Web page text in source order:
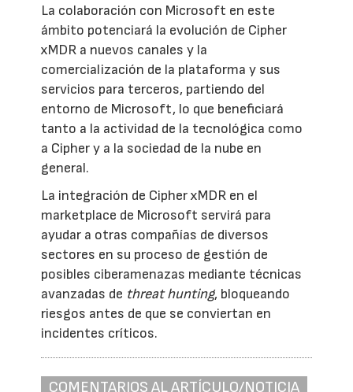
La colaboración con Microsoft en este
ámbito potenciará la evolución de Cipher
xMDR a nuevos canales y la
comercialización de la plataforma y sus
servicios para terceros, partiendo del
entorno de Microsoft, lo que beneficiará
tanto a la actividad de la tecnológica como
a Cipher y a la sociedad de la nube en
general.
La integración de Cipher xMDR en el
marketplace de Microsoft servirá para
ayudar a otras compañías de diversos
sectores en su proceso de gestión de
posibles ciberamenazas mediante técnicas
avanzadas de threat hunting, bloqueando
riesgos antes de que se conviertan en
incidentes críticos.
COMENTARIOS AL ARTÍCULO/NOTICIA